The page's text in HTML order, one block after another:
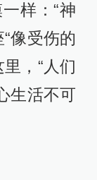
样：“神
像受伤的
，“人们
生活不可